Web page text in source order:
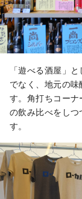
「遊べる酒屋」
でなく、地元の
す。角打ちコー
の飲み比べをし
す。